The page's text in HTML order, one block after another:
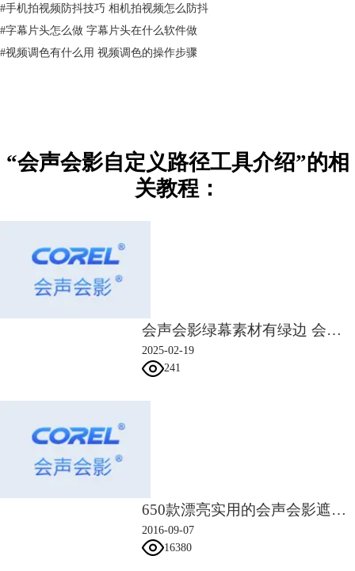
界，镜面，缓入/缓出的调整，通过调节这些数值，能够使你的自定义动
作有不一样的变化，在一些比较精确的运动路径更改时，直接更改数值效
果会更好。关于自定义路径参数调整的详细讲解，请参考：
#手机拍视频防抖技巧 相机拍视频怎么防抖
#字幕片头怎么做 字幕片头在什么软件做
#视频调色有什么用 视频调色的操作步骤
“会声会影自定义路径工具介绍”的相
关教程：
会声会影绿幕素材有绿边 会声会影绿幕素材使用方法
2025-02-19
241
650款漂亮实用的会声会影遮罩素材
2016-09-07
16380